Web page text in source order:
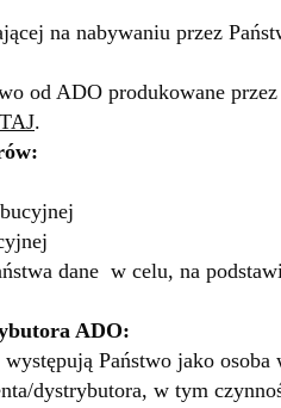
na nabywaniu przez
od ADO produkowane
.
dane w celu, na
ADO:
Państwo jako
dystrybutora, w tym